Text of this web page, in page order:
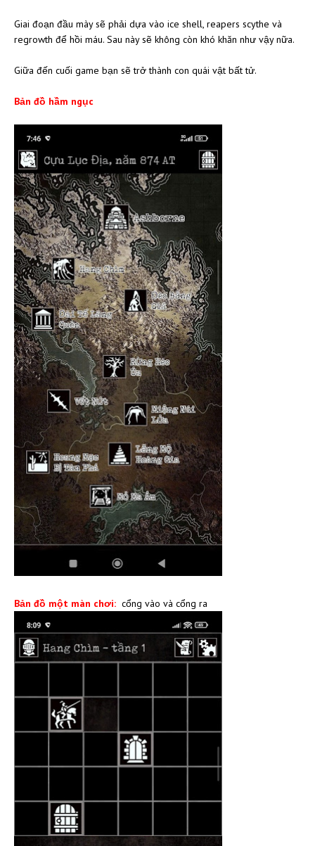
Giai đoạn đầu mày sẽ phải dựa vào ice shell, reapers scythe và
regrowth để hồi máu. Sau này sẽ không còn khó khăn như vậy nữa.
Giữa đến cuối game bạn sẽ trở thành con quái vật bất tử.
Bản đồ hầm ngục
Bản đồ một màn chơi: cổng vào và cổng ra